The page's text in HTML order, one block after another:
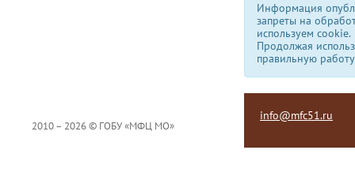
Информация
запреты на
используем сookie.
Продолжая
правильную
2010 – 2026 © ГОБУ «МФЦ МО»
info@mfc51.ru